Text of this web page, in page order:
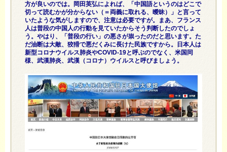
方が良いのでは。岡田英弘によれば、「中国語というのはどこで
切って読むかが分からない（＝両義に取れる、曖昧）」と言って
いたような気がしますので、注意は必要ですが。まあ、フランス
人は普段の中国人の行動を見ていたからそう判断したのでしょ
う。やはり、「普段の行い」の悪さが祟ったのだと思います。た
だ油断は大敵、狡猾で悪だくみに長けた民族ですから。日本人は
新型コロナウイルス肺炎やCOVID-19と呼ぶのでなく、米国同
様、武漢肺炎、武漢（コロナ）ウイルスと呼びましょう。